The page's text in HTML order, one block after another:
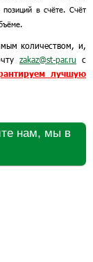
в счёте. Счёт
количеством, и,
zakaz@st-par.ru с
лучшую
нам, мы в